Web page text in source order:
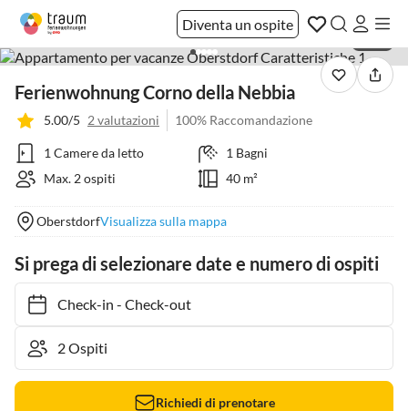
Diventa un ospite
Ferienwohnung Corno della Nebbia
5.00/5 2 valutazioni 100% Raccomandazione
1 Camere da letto
1 Bagni
Max. 2 ospiti
40 m²
OberstdorfVisualizza sulla mappa
Si prega di selezionare date e numero di ospiti
Check-in- Check-out
Richiedi di prenotare